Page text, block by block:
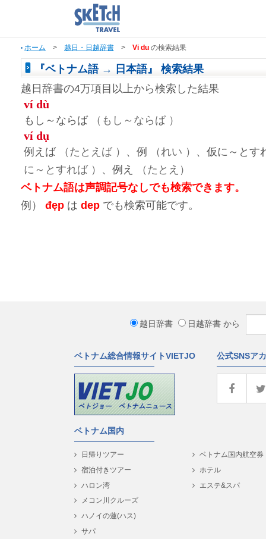
ホーム > 越日・日越辞書 > Vi du の検索結果
『ベトナム語 → 日本語』 検索結果
越日辞書の4万項目以上から検索した結果
ví dù
もし～ならば（もし～ならば ）
ví dụ
例えば（たとえば ） 、例 （れい ） 、仮に～とす
に～とすれば ） 、例え
（たとえ）
ベトナム語は声調記号なしでも検索できます。
例）
đẹp は dep でも検索可能です。
越日辞書 日越辞書 から
ベトナム総合情報サイトVIETJO 公式SNSア
ベトナム国内
日帰りツアー
宿泊付きツアー
ハロン湾
メコン川クルーズ
ハノイの蓮(ハス)
サパ
ベトナム国内航空券
ホテル
エステ&スパ